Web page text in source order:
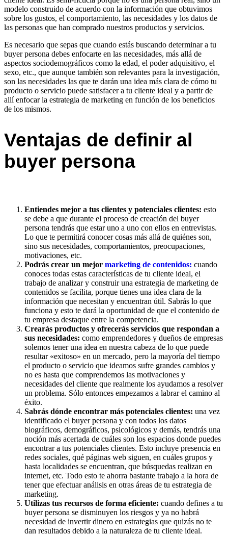
modelo construido de acuerdo con la información que obtuvimos
sobre los gustos, el comportamiento, las necesidades y los datos de
las personas que han comprado nuestros productos y servicios.
Es necesario que sepas que cuando estás buscando determinar a tu
buyer persona debes enfocarte en las necesidades, más allá de
aspectos sociodemográficos como la edad, el poder adquisitivo, el
sexo, etc., que aunque también son relevantes para la investigación,
son las necesidades las que te darán una idea más clara de cómo tu
producto o servicio puede satisfacer a tu cliente ideal y a partir de
allí enfocar la estrategia de marketing en función de los beneficios
de los mismos.
Ventajas de definir al
buyer persona
Entiendes mejor a tus clientes y potenciales clientes: esto
se debe a que durante el proceso de creación del buyer
persona tendrás que estar uno a uno con ellos en entrevistas.
Lo que te permitirá conocer cosas más allá de quiénes son,
sino sus necesidades, comportamientos, preocupaciones,
motivaciones, etc.
Podrás crear un mejor marketing de contenidos: cuando
conoces todas estas características de tu cliente ideal, el
trabajo de analizar y construir una estrategia de marketing de
contenidos se facilita, porque tienes una idea clara de la
información que necesitan y encuentran útil. Sabrás lo que
funciona y esto te dará la oportunidad de que el contenido de
tu empresa destaque entre la competencia.
Crearás productos y ofrecerás servicios que respondan a
sus necesidades: como emprendedores y dueños de empresas
solemos tener una idea en nuestra cabeza de lo que puede
resultar «exitoso» en un mercado, pero la mayoría del tiempo
el producto o servicio que ideamos sufre grandes cambios y
no es hasta que comprendemos las motivaciones y
necesidades del cliente que realmente los ayudamos a resolver
un problema. Sólo entonces empezamos a labrar el camino al
éxito.
Sabrás dónde encontrar más potenciales clientes: una vez
identificado el buyer persona y con todos los datos
biográficos, demográficos, psicológicos y demás, tendrás una
noción más acertada de cuáles son los espacios donde puedes
encontrar a tus potenciales clientes. Esto incluye presencia en
redes sociales, qué páginas web siguen, en cuáles grupos y
hasta localidades se encuentran, que búsquedas realizan en
internet, etc. Todo esto te ahorra bastante trabajo a la hora de
tener que efectuar análisis en otras áreas de tu estrategia de
marketing.
Utilizas tus recursos de forma eficiente: cuando defines a tu
buyer persona se disminuyen los riesgos y ya no habrá
necesidad de invertir dinero en estrategias que quizás no te
dan resultados debido a la naturaleza de tu cliente ideal.